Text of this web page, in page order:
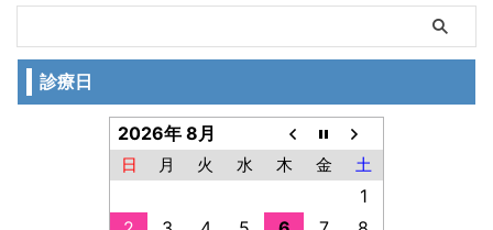
診療日
2026年 8月
日 月 火 水 木 金 土
1